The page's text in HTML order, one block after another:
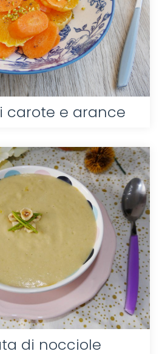
carote e arance
di nocciole